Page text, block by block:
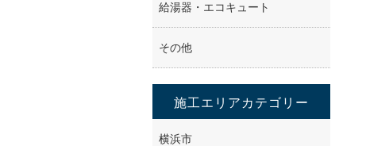
給湯器・エコキュート
その他
施工エリアカテゴリー
横浜市